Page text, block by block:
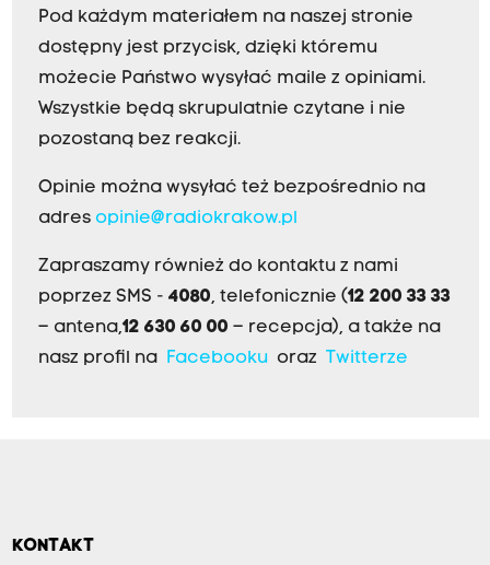
Pod każdym materiałem na naszej stronie
dostępny jest przycisk, dzięki któremu
możecie Państwo wysyłać maile z opiniami.
Wszystkie będą skrupulatnie czytane i nie
pozostaną bez reakcji.
Opinie można wysyłać też bezpośrednio na
adres opinie@radiokrakow.pl
Zapraszamy również do kontaktu z nami
poprzez SMS - 4080, telefonicznie (12 200 33 33
– antena,12 630 60 00 – recepcja), a także na
nasz profil na Facebookuoraz Twitterze
KONTAKT